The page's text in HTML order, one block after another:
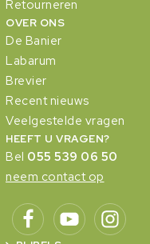
Retourneren
OVER ONS
De Banier
Labarum
Brevier
Recent nieuws
Veelgestelde vragen
HEEFT U VRAGEN?
Bel 055 539 06 50
neem contact op